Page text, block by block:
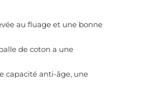
au fluage et une bonne
de coton a une
capacité anti-âge, une